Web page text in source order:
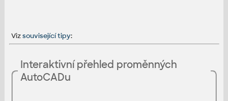
Vizsouvisející tipy:
Interaktivní přehled proměnných
AutoCADu